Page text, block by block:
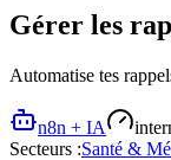
Gérer les
Automatise tes
n8n + IA
Secteurs :Santé &